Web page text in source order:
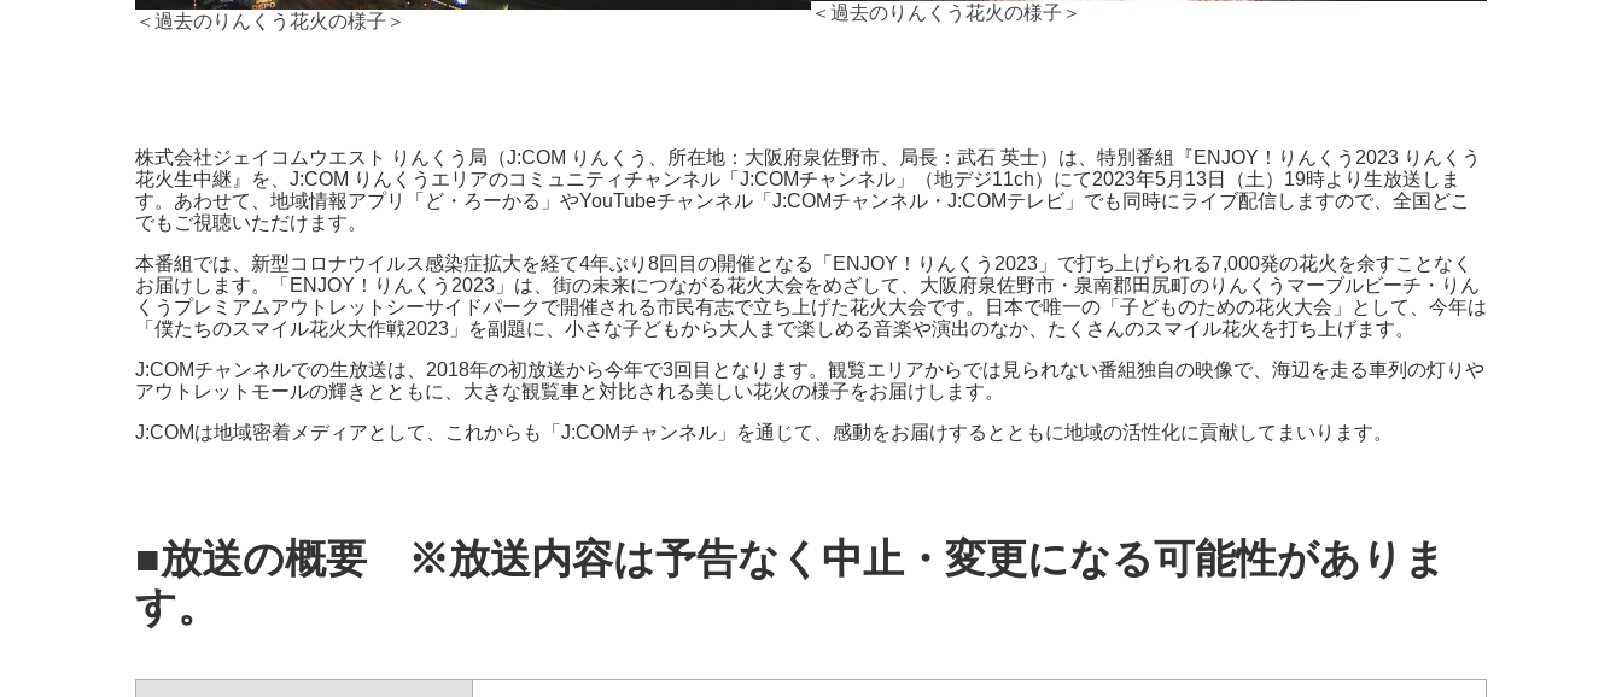
＜過去のりんくう花火の様子＞ ＜過去のりんくう花火の様子＞
株式会社ジェイコムウエスト りんくう局（J:COM りんくう、所在地：大阪府泉佐野市、局長：武石 英士）は、特別番組『ENJOY！りんくう2023 りんくう
花火生中継』を、J:COM りんくうエリアのコミュニティチャンネル「J:COMチャンネル」（地デジ11ch）にて2023年5月13日（土）19時より生放送しま
す。あわせて、地域情報アプリ「ど・ろーかる」やYouTubeチャンネル「J:COMチャンネル・J:COMテレビ」でも同時にライブ配信しますので、全国どこ
でもご視聴いただけます。
本番組では、新型コロナウイルス感染症拡大を経て4年ぶり8回目の開催となる「ENJOY！りんくう2023」で打ち上げられる7,000発の花火を余すことなく
お届けします。「ENJOY！りんくう2023」は、街の未来につなが​る花火大会をめざして、大阪府泉佐野市・泉南郡田尻町のりんくうマーブルビーチ・りん
くうプレミアムアウトレットシーサイドパークで開催される市民有志で立ち上げた花火大会です。日本で唯一の「子どものための花火大会」として、今年は
「僕たちのスマイル花火大作戦2023」を副題に、小さな子どもから大人まで楽しめる音楽や演出のなか、たくさんのスマイル花火を打ち上げます。
J:COMチャンネルでの生放送は、2018年の初放送から今年で3回目となります。観覧エリアからでは見られない番組独自の映像で、海辺を走る車列の灯りや
アウトレットモールの輝きとともに、大きな観覧車と対比される美しい花火の様子をお届けします。
J:COMは地域密着メディアとして、これからも「J:COMチャンネル」を通じて、感動をお届けするとともに地域の活性化に貢献してまいります。
■放送の概要 ※放送内容は予告なく中止・変更になる可能性がありま
す。